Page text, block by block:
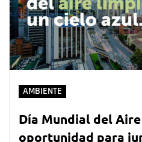
AMBIENTE
Día Mundial del
oportunidad para